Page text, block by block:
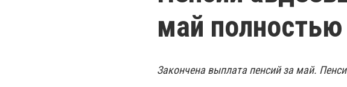
май полностью
Закончена выплата пенсий за май.